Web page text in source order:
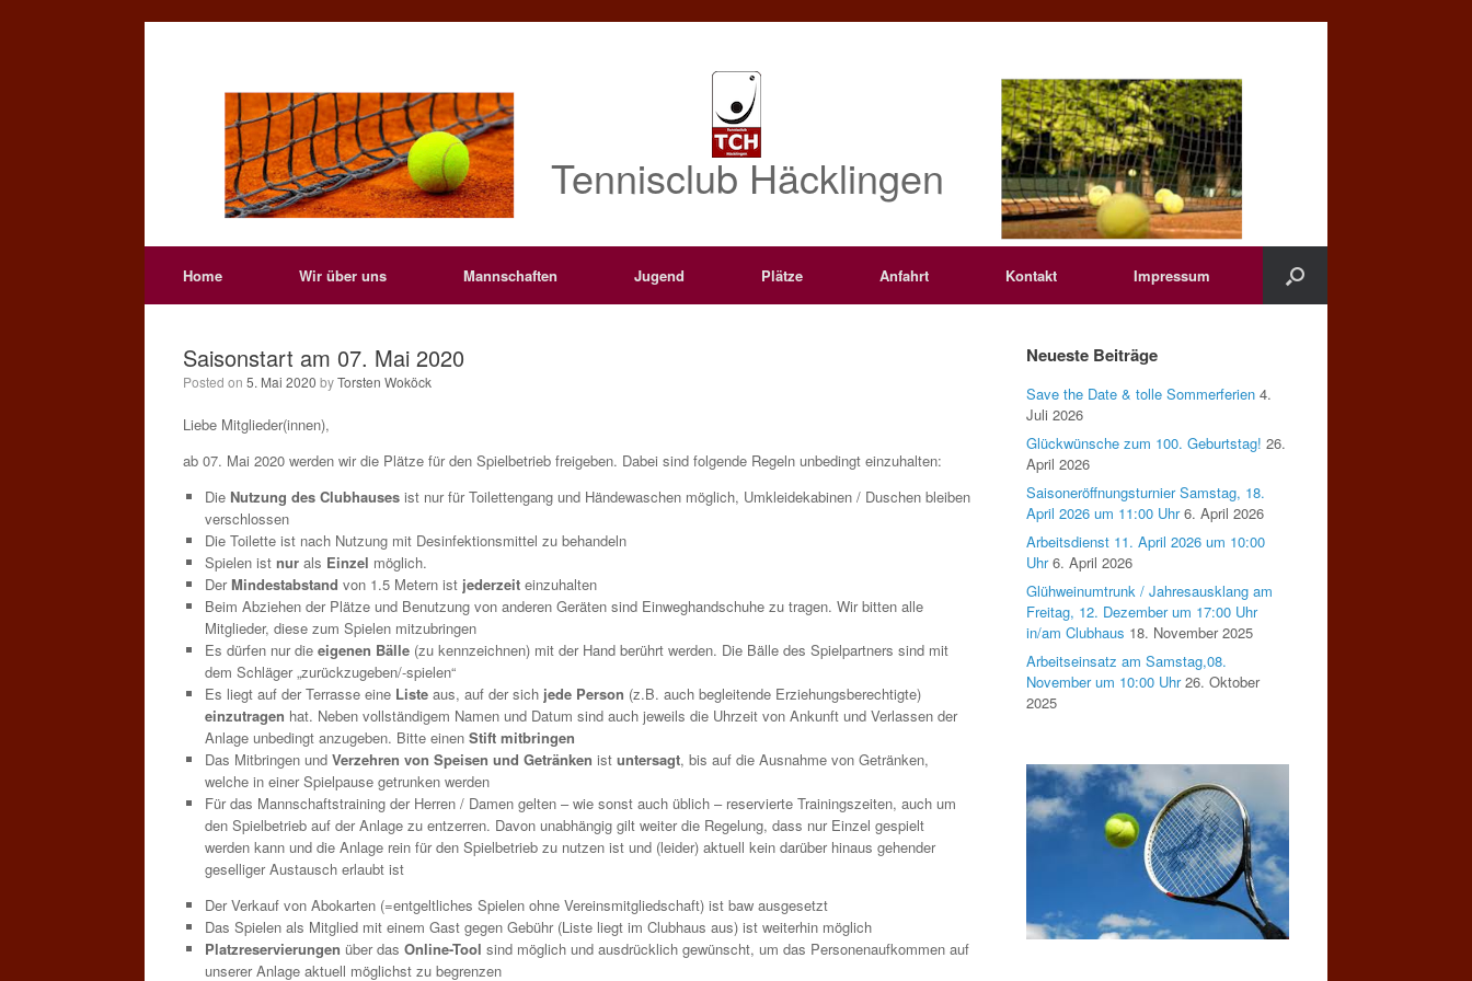
Tennisclub Häcklingen
Home Wir über uns Mannschaften Jugend Plätze Anfahrt Kontakt Impressum
Saisonstart am 07. Mai 2020
Posted on 5. Mai 2020 byTorsten Woköck
Liebe Mitglieder(innen),
ab 07. Mai 2020 werden wir die Plätze für den Spielbetrieb freigeben. Dabei sind folgende Regeln unbedingt einzuhalten:
Die Nutzung des Clubhausesist nur für Toilettengang und Händewaschen möglich, Umkleidekabinen / Duschen bleiben
verschlossen
Die Toilette ist nach Nutzung mit Desinfektionsmittel zu behandeln
Spielen ist nurals Einzel möglich.
DerMindestabstand von 1.5 Metern ist jederzeiteinzuhalten
Beim Abziehen der Plätze und Benutzung von anderen Geräten sind Einweghandschuhe zu tragen. Wir bitten alle
Mitglieder, diese zum Spielen mitzubringen
Es dürfen nur die eigenen Bälle(zu kennzeichnen) mit der Hand berührt werden. Die Bälle des Spielpartners sind mit
dem Schläger „zurückzugeben/-spielen“
Es liegt auf der Terrasse eine Liste aus, auf der sich jede Person (z.B. auch begleitende Erziehungsberechtigte)
einzutragen hat. Neben vollständigem Namen und Datum sind auch jeweils die Uhrzeit von Ankunft und Verlassen der
Anlage unbedingt anzugeben. Bitte einen Stift mitbringen
Das Mitbringen und Verzehren von Speisen und Getränken ist untersagt, bis auf die Ausnahme von Getränken,
welche in einer Spielpause getrunken werden
Für das Mannschaftstraining der Herren / Damen gelten – wie sonst auch üblich – reservierte Trainingszeiten, auch um
den Spielbetrieb auf der Anlage zu entzerren. Davon unabhängig gilt weiter die Regelung, dass nur Einzel gespielt
werden kann und die Anlage rein für den Spielbetrieb zu nutzen ist und (leider) aktuell kein darüber hinaus gehender
geselliger Austausch erlaubt ist
Der Verkauf von Abokarten (=entgeltliches Spielen ohne Vereinsmitgliedschaft) ist baw ausgesetzt
Das Spielen als Mitglied mit einem Gast gegen Gebühr (Liste liegt im Clubhaus aus) ist weiterhin möglich
Platzreservierungen über das Online-Tool sind möglich und ausdrücklich gewünscht, um das Personenaufkommen auf
unserer Anlage aktuell möglichst zu begrenzen
Neueste Beiträge
Save the Date & tolle Sommerferien 4.
Juli 2026
Glückwünsche zum 100. Geburtstag! 26.
April 2026
Saisoneröffnungsturnier Samstag, 18.
April 2026 um 11:00 Uhr 6. April 2026
Arbeitsdienst 11. April 2026 um 10:00
Uhr 6. April 2026
Glühweinumtrunk / Jahresausklang am
Freitag, 12. Dezember um 17:00 Uhr
in/am Clubhaus 18. November 2025
Arbeitseinsatz am Samstag,08.
November um 10:00 Uhr 26. Oktober
2025